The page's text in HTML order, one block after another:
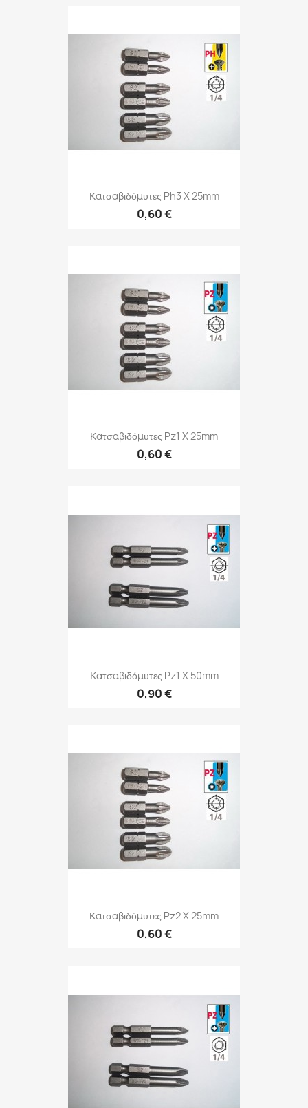
Κατσαβιδόμυτες Ph3 X 25mm
0,60 €
Κατσαβιδόμυτες Pz1 X 25mm
0,60 €
Κατσαβιδόμυτες Pz1 X 50mm
0,90 €
Κατσαβιδόμυτες Pz2 X 25mm
0,60 €